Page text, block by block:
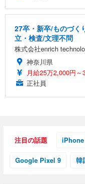
27卒・新卒/ものづく
立・検査/文理不問
株式会社enrich
神奈川県
月給25万2,000円～
正社員
注目の話題
Google Pixel 9 韓